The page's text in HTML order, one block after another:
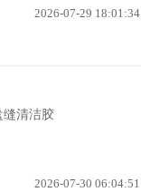
2026-07-29 18:01:34
缝清洁胶
2026-07-30 06:04:51